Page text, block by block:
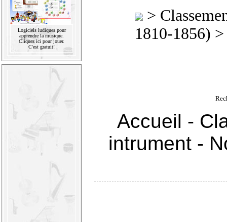
Logiciels ludiques pour
apprendre la musique.
Cliquez ici pour jouer.
C'est gratuit!
>
1810-1856)
Accueil -
intrument-